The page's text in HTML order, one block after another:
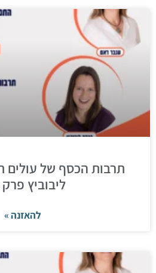
תרבות הכסף של
ליבוביץ פרק 124
להאזנה »